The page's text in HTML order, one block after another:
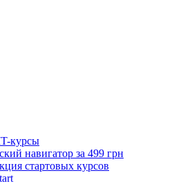
курсы
навигатор за 499 грн
стартовых курсов